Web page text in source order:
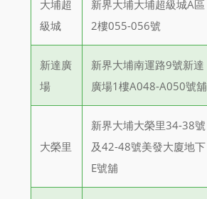
大埔超
級城
新界大埔大埔超級城A區
2樓055-056號
新達廣
場
新界大埔南運路9號新達
廣場1樓A048-A050號舖
大榮里
新界大埔大榮里34-38號
及42-48號美發大廈地下
E號舖